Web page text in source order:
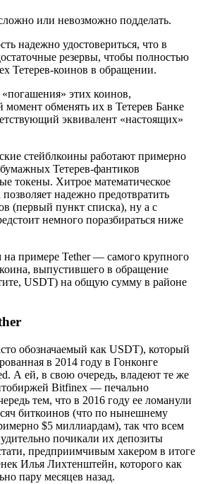
или невозможно подделать.
надежно удостовериться, что в
резервы, чтобы полностью
Тетерев-коинов в обращении.
этих коинов,
обменять их в Тетерев Банке
эквивалент «настоящих»
стейблкоины работают примерно
Тетерев-фантиков
токены. Хитрое математическое
надежно предотвратить
(первый пункт списка), ну а с
немного поразбираться ниже
на примере Tether — самого крупного
выпустившего в обращение
USDT) на общую сумму в районе
обозначаемый как USDT), который
в 2014 году в Гонконге
А ей, в свою очередь, владеют те же
Bitfinex — печально
тем, что в 2016 году ее ломанули
биткоинов (что по нынешнему
$5 миллиардам), так что всем
почикали их депозиты
предприимчивым хакером в итоге
Илья Лихтенштейн, которого как
пару месяцев назад.